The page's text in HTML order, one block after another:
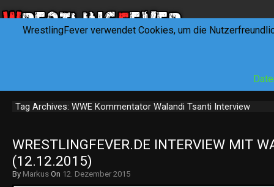
Tag Archives: WWE Kommentator Walandi Tsanti Interview
WRESTLINGFEVER.DE INTERVIEW MIT
(12.12.2015)
By Markus On 12. Dezember 2015
WrestlingFever verwendet Cookies, um die